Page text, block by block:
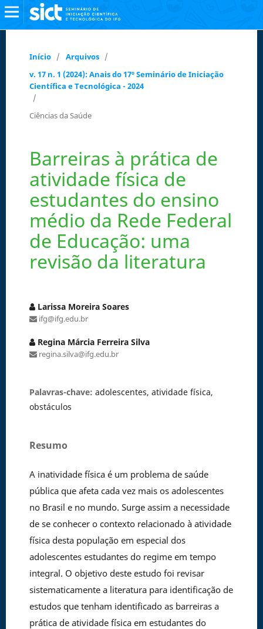
Início / Arquivos /
v. 17 n. 1 (2024): Anais do 17º Seminário de Iniciação
Científica e Tecnológica - 2024
/
Ciências da Saúde
Barreiras à prática de
atividade física de
estudantes do ensino
médio da Rede Federal
de Educação: uma
revisão da literatura
Larissa Moreira Soares
ifg@ifg.edu.br
Regina Márcia Ferreira Silva
regina.silva@ifg.edu.br
Palavras-chave: adolescentes, atividade física,
obstáculos
Resumo
A inatividade física é um problema de saúde
pública que afeta cada vez mais os adolescentes
no Brasil e no mundo. Surge assim a necessidade
de se conhecer o contexto relacionado à atividade
física desta população em especial dos
adolescentes estudantes do regime em tempo
integral. O objetivo deste estudo foi revisar
sistematicamente a literatura para identificação de
estudos que tenham identificado as barreiras a
prática de atividade física em estudantes do